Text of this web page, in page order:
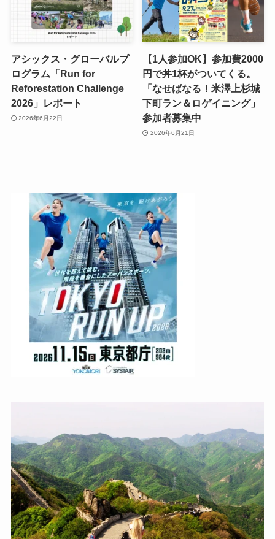
アシックス・グローバルプ
ログラム「Run for
Reforestation Challenge
2026」レポート
2026年6月22日
【1人参加OK】参加費2000
円で丼1杯がついてくる。
「なせばなる！米澤上杉城
下町ラン＆ロゲイニング」
参加者募集中
2026年6月21日